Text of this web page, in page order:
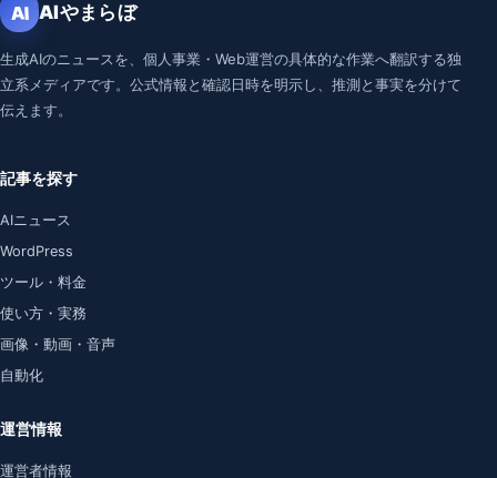
AI AIやまらぼ
生成AIのニュースを、個人事業・Web運営の具体的な作業へ翻訳する独
立系メディアです。公式情報と確認日時を明示し、推測と事実を分けて
伝えます。
記事を探す
AIニュース
WordPress
ツール・料金
使い方・実務
画像・動画・音声
自動化
運営情報
運営者情報